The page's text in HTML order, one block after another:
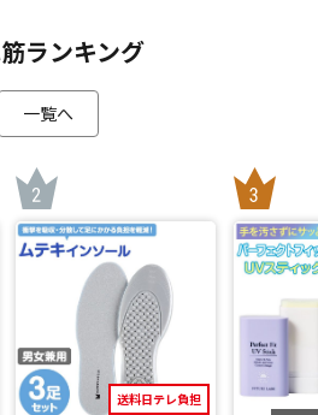
お楽しみください。
的ヘッドスパが堪能できます
スパ」は、10分間頭にはめて寝る
堪能できます。
め、手を使わないフリーハンド設
計6つのエアバッグ(側頭部・頭頂
。
きを再現しています。
2つのモードに加え、体感強度を5
ランキング
一覧へ
送料日テレ負担